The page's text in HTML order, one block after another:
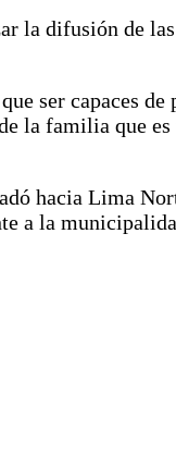
la difusión de
ser capaces
la familia que
hacia Lima
a la